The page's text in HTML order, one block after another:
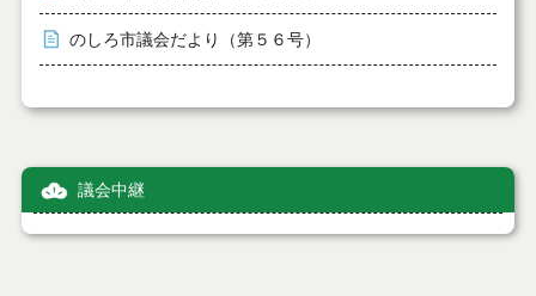
のしろ市議会だより（第５６号）
議会中継